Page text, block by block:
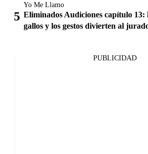
Yo Me Llamo
Eliminados Audiciones capítulo 13:
gallos y los gestos divierten al
PUBLICIDAD